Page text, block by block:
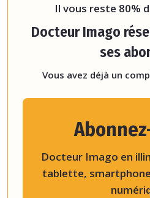
Il vous reste 80%
Docteur Imago
ses
Vous avez déjà un
Docteur Imago en
tablette,